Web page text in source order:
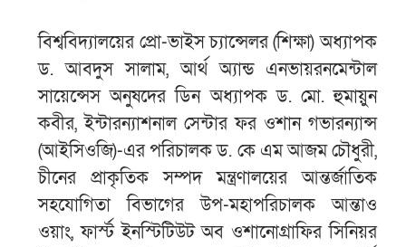
বিশ্ববিদ্যালয়ের প্রো-ভাইস চ্যান্সেলর (শিক্ষা) অধ্যাপক
ড. আবদুস সালাম, আর্থ অ্যান্ড এনভায়রনমেন্টাল
সায়েন্সেস অনুষদের ডিন অধ্যাপক ড. মো. হুমায়ুন
কবীর, ইন্টারন্যাশনাল সেন্টার ফর ওশান গভারন্যান্স
(আইসিওজি)-এর পরিচালক ড. কে এম আজম চৌধুরী,
চীনের প্রাকৃতিক সম্পদ মন্ত্রণালয়ের আন্তর্জাতিক
সহযোগিতা বিভাগের উপ-মহাপরিচালক আন্তাও
ওয়াং, ফার্স্ট ইনস্টিটিউট অব ওশানোগ্রাফির সিনিয়র